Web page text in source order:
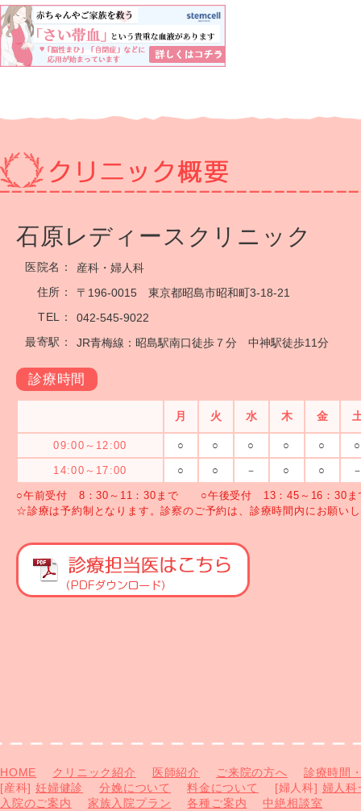
石原レディースクリニック
医院名：
産科・婦人科
住所：
〒196-0015 東京都昭島市昭和町3-18-21
TEL：
042-545-9022
最寄駅：
JR青梅線：昭島駅南口徒歩７分 中神駅徒歩11分
診療時間
月 火 水 木 金
09:00～12:00 ○ ○ ○ ○ ○ ○
14:00～17:00 ○ ○ － ○ ○
○午前受付 8：30～11：30まで ○午後受付 13：45～16：30ま
☆診療は予約制となります。診察のご予約は、診療時間内にお願い
HOME クリニック紹介 医師紹介 ご来院の方へ
診療時間
[産科] 妊婦健診 分娩について 料金について [婦人科] 婦人科
入院のご案内
家族入院プラン 各種ご案内
中絶相談室